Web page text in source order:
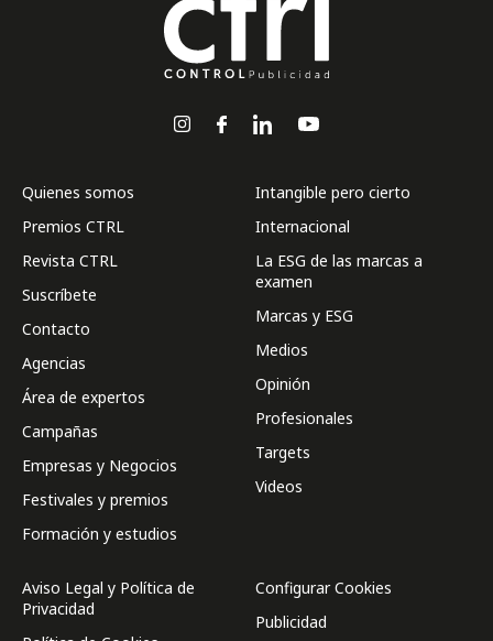
Quienes somos
Premios CTRL
Revista CTRL
Suscríbete
Contacto
Agencias
Área de expertos
Campañas
Empresas y Negocios
Festivales y premios
Formación y estudios
Intangible pero cierto
Internacional
La ESG de las marcas a
examen
Marcas y ESG
Medios
Opinión
Profesionales
Targets
Videos
Aviso Legal y Política de
Privacidad
Configurar Cookies
Publicidad